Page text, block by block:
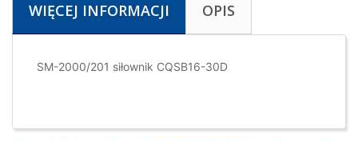
WIĘCEJ INFORMACJI OPIS
SM-2000/201 siłownik CQSB16-30D